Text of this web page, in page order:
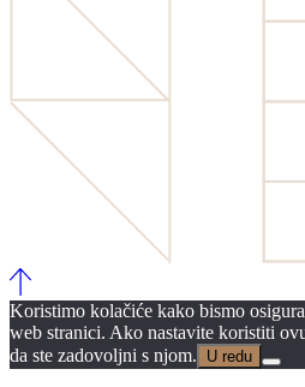
Koristimo kolačiće kako bismo
web stranici. Ako nastavite koristiti
da ste zadovoljni s njom.
U redu